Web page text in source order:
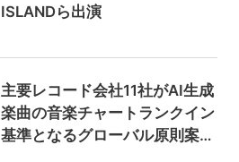
ISLANDら出演
主要レコード会社11社がAI生成
楽曲の音楽チャートランクイン
基準となるグローバル原則案を